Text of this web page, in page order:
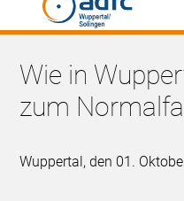
Wie in
zum
Wuppertal, den 01.